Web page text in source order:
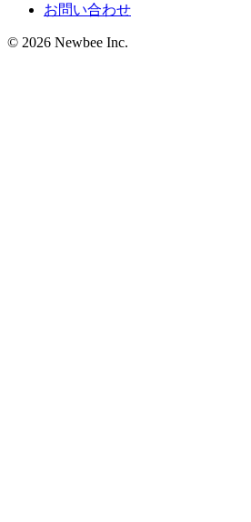
お問い合わせ
© 2026 Newbee Inc.